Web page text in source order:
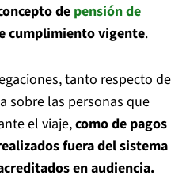
de pensión de
cumplimiento vigente.
tanto respecto de
sobre las personas que
el viaje,como de pagos
fuera del sistema
en audiencia.